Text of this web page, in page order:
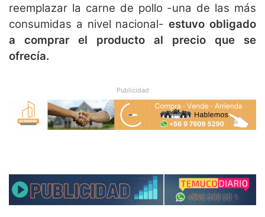
reemplazar la carne de pollo -una de las más
consumidas a nivel nacional-estuvo obligado
a comprar el producto al precio que se
ofrecía.
Publicidad